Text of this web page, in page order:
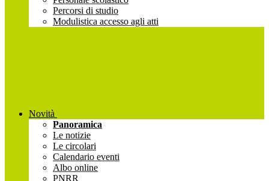
Percorsi di studio
Modulistica accesso agli atti
Novità
Panoramica
Le notizie
Le circolari
Calendario eventi
Albo online
PNRR